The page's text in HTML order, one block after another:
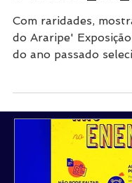
Com raridades,
do Araripe'
entre elas o raro...